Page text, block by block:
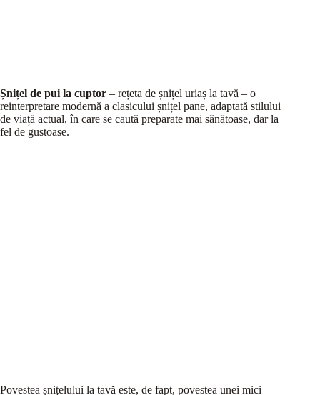
Șnițel de pui la cuptor – rețeta de șnițel uriaș la tavă – o
reinterpretare modernă a clasicului șnițel pane, adaptată stilului
de viață actual, în care se caută preparate mai sănătoase, dar la
fel de gustoase.
Povestea șnițelului la tavă este, de fapt, povestea unei mici